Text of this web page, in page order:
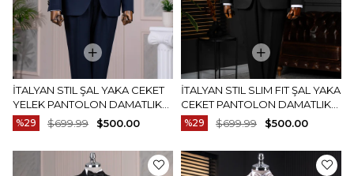
İTALYAN STIL ŞAL YAKA CEKET
YELEK PANTOLON DAMATLIK
SET LACIVERT T14272
%29 $500.00
$699.99
İTALYAN STIL SLIM FIT ŞAL YAKA
CEKET PANTOLON DAMATLIK
SET SIYAH T14274
%29 $500.00
$699.99